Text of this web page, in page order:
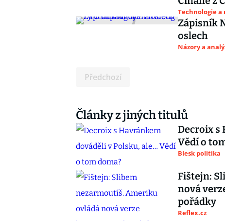
Technologie a
Zápisník
oslech
Názory a
Předchozí
Články z jiných titulů
Decroix s
Vědí o
Blesk politika
Fištejn:
nová
pořádky
Reflex.cz